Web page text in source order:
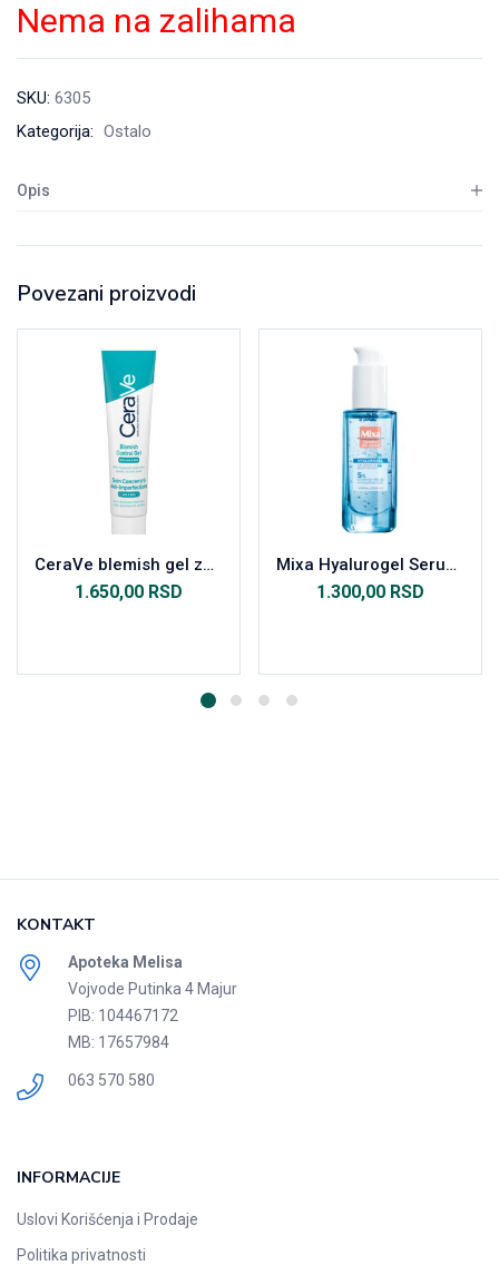
Nema na zalihama
SKU: 6305
Kategorija: Ostalo
Opis
Povezani proizvodi
CeraVe blemish gel za kožu sklonu nepravilnostima 40ml
1.650,00 RSD
Mixa Hyalurogel Serum za osetljivu kožu 30ml
1.300,00 RSD
KONTAKT
Apoteka Melisa
Vojvode Putinka 4 Majur
PIB: 104467172
MB: 17657984
063 570 580
INFORMACIJE
Uslovi Korišćenja i Prodaje
Politika privatnosti